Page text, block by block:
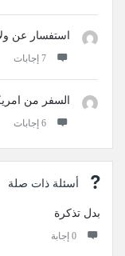
استفسار عن
‫7 إجابات
السفر من
‫6 إجابات
أسئلة ذات صلة
بدل تذكرة
‫0 إجابة